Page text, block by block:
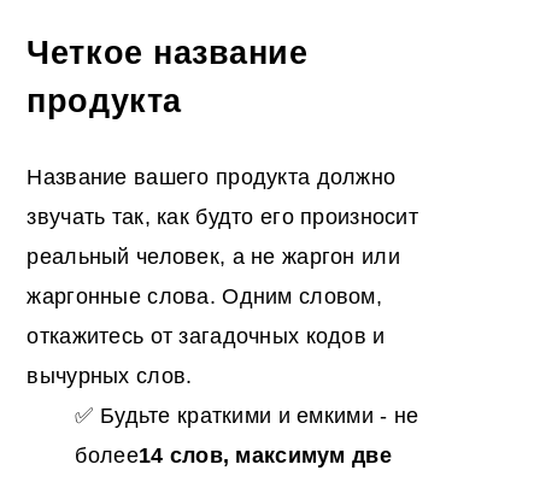
Четкое название
продукта
Название вашего продукта должно
звучать так, как будто его произносит
реальный человек, а не жаргон или
жаргонные слова. Одним словом,
откажитесь от загадочных кодов и
вычурных слов.
✅ Будьте краткими и емкими - не
более14 слов, максимум две